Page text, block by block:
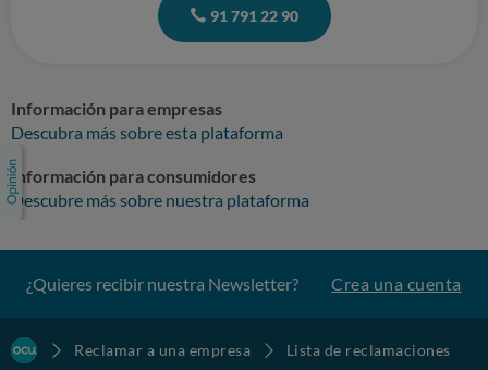
91 791 22 90
Información para empresas
Descubra más sobre esta plataforma
Información para consumidores
Descubre más sobre nuestra plataforma
¿Quieres recibir nuestra Newsletter? Crea una cuenta
Reclamar a una empresa
Lista de reclamaciones